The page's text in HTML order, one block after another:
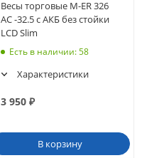
Весы торговые M-ER 326
AC -32.5 с АКБ без стойки
LCD Slim
Есть в наличии: 58
Характеристики
3 950₽
В корзину